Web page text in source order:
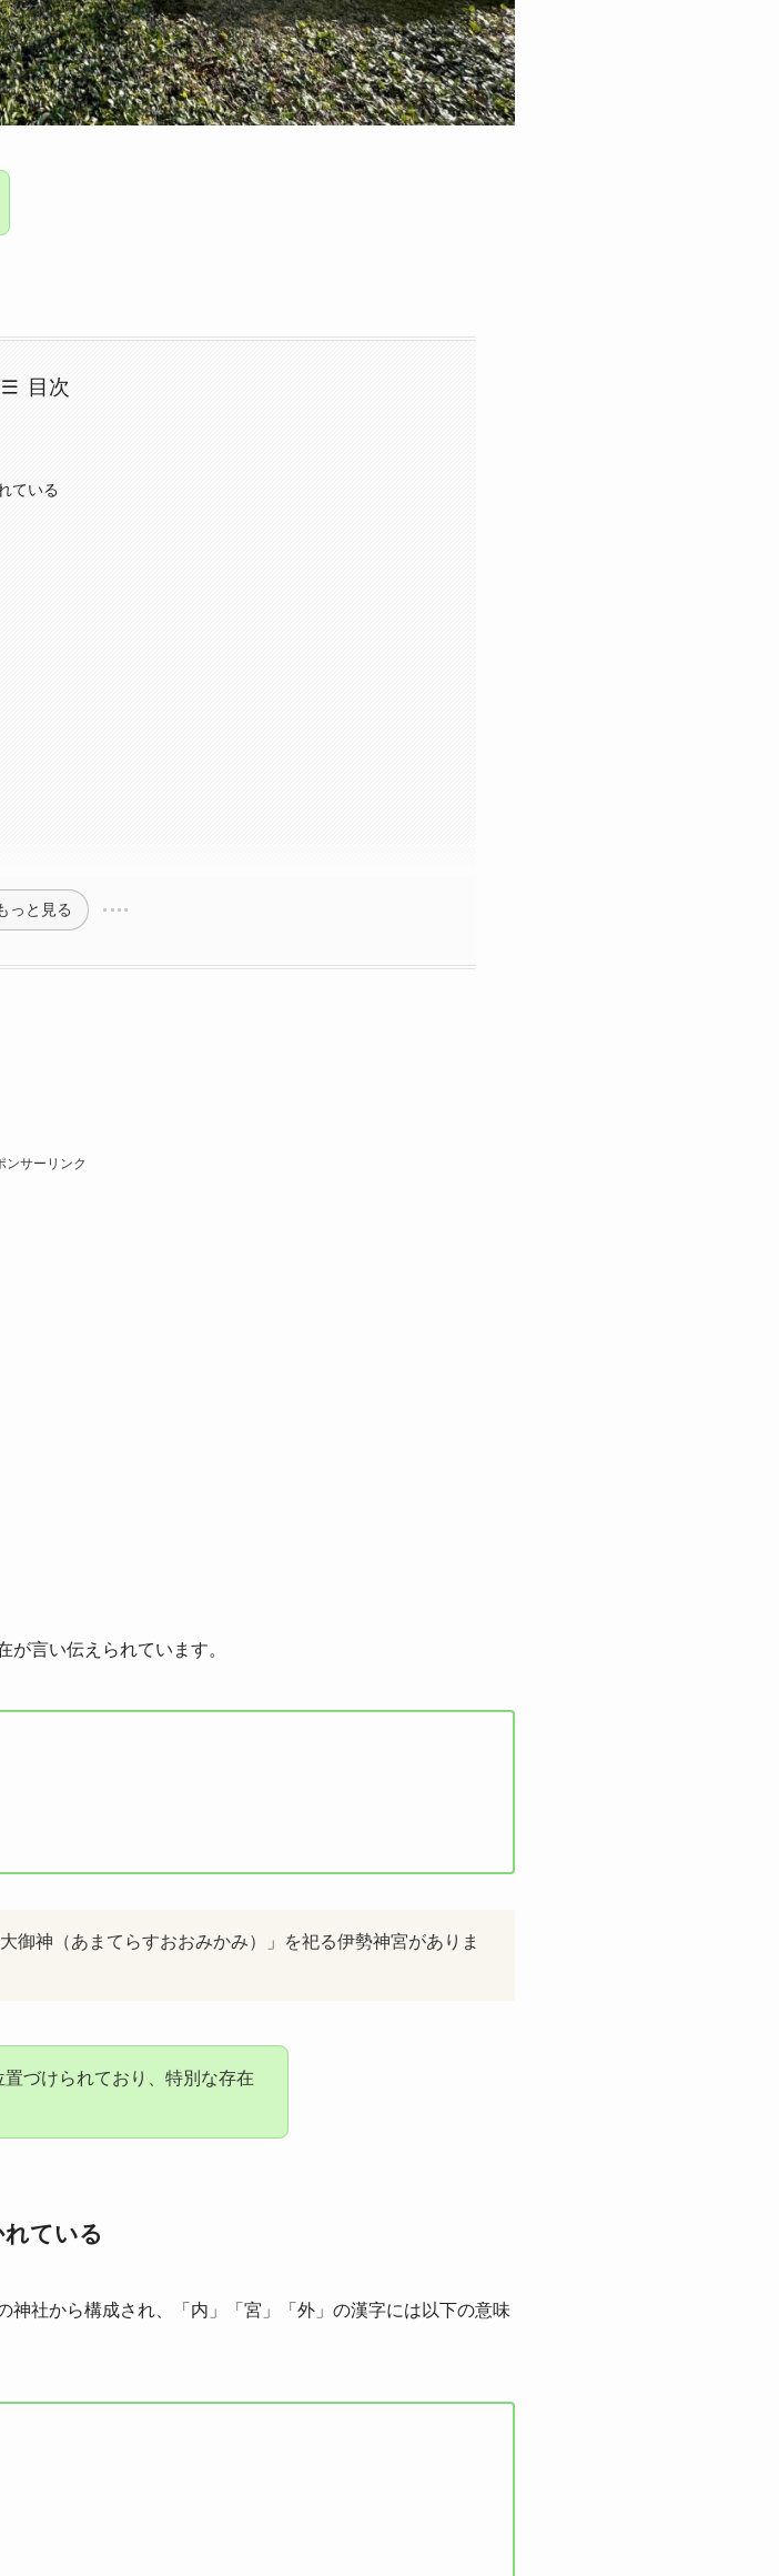
目次
ている
っと見る
ンサーリンク
が言い伝えられています。
御神（あまてらすおおみかみ）」を祀る伊勢神宮がありま
づけられており、特別な存在
ている
社から構成され、「内」「宮」「外」の漢字には以下の意味